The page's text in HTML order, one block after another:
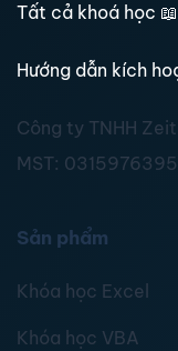
Tất cả khoá học 📖
Hướng dẫn kích
Công ty TNHH
MST: 0315976395
Sản phẩm
Khóa học Excel
Khóa học VBA